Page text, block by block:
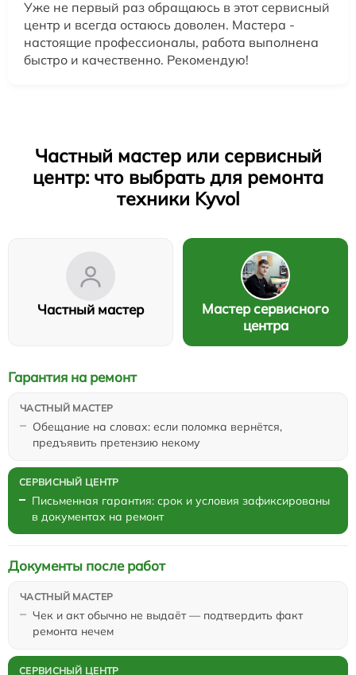
Уже не первый раз обращаюсь в этот сервисный
центр и всегда остаюсь доволен. Мастера -
настоящие профессионалы, работа выполнена
быстро и качественно. Рекомендую!
Частный мастер или сервисный
центр: что выбрать для ремонта
техники Kyvol
Частный мастер
Мастер сервисного
центра
Обещание на словах: если поломка вернётся,
предъявить претензию некому
Гарантия на ремонт
Письменная гарантия: срок и условия зафиксированы
в документах на ремонт
Чек и акт обычно не выдаёт — подтвердить факт
ремонта нечем
Документы после работ